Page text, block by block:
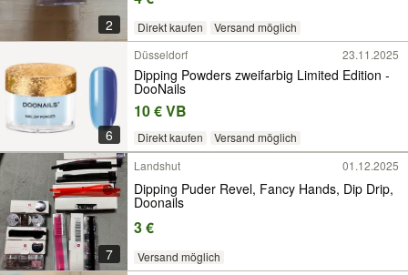
2 Direkt kaufen Versand möglich
6
Düsseldorf 23.11.2025
Dipping Powders zweifarbig Limited Edition -
DooNails
10 € VB
Direkt kaufen Versand möglich
7
Landshut 01.12.2025
Dipping Puder Revel, Fancy Hands, Dip Drip,
Doonails
3 €
Versand möglich